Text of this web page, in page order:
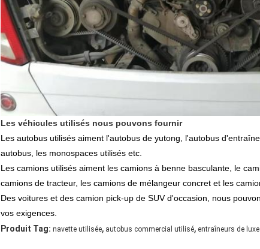
Les véhicules utilisés nous pouvons fournir
Les autobus utilisés aiment l'autobus de yutong, l'autobus
autobus, les monospaces utilisés etc.
Les camions utilisés aiment les camions à benne basculante, le
camions de tracteur, les camions de mélangeur concret et les
Des voitures et des camion pick-up de SUV d'occasion, nous
vos exigences.
Produit Tag: navette utilisée, autobus commercial utilisé, entraîneurs de